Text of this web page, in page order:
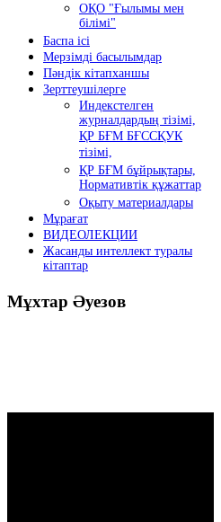
ОҚО "Ғылымы мен
білімі"
Баспа ісі
Мерзімді басылымдар
Пәндік кітапханшы
Зерттеушілерге
Индекстелген
журналдардың тізімі,
ҚР БҒМ БҒССҚУК
тізімі,
ҚР БҒМ бұйрықтары,
Нормативтік құжаттар
Оқыту материалдары
Мұрағат
ВИДЕОЛЕКЦИИ
Жасанды интеллект туралы
кітаптар
Мұхтар Әуезов